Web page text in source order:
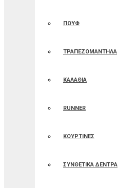
ΠΟΥΦ
ΤΡΑΠΕΖΟΜΑΝΤΗΛΑ
ΚΑΛΑΘΙΑ
RUNNER
ΚΟΥΡΤΙΝΕΣ
ΣΥΝΘΕΤΙΚΑ ΔΕΝΤΡΑ